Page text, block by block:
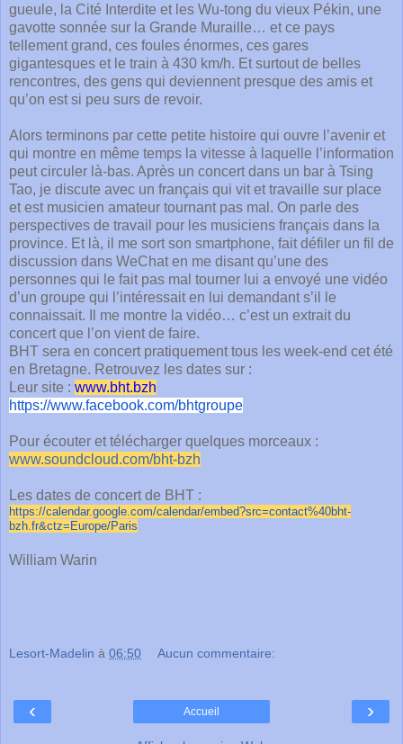
gueule, la Cité Interdite et les Wu-tong du vieux Pékin, une
gavotte sonnée sur la Grande Muraille… et ce pays
tellement grand, ces foules énormes, ces gares
gigantesques et le train à 430 km/h. Et surtout de belles
rencontres, des gens qui deviennent presque des amis et
qu’on est si peu surs de revoir.
Alors terminons par cette petite histoire qui ouvre l’avenir et
qui montre en même temps la vitesse à laquelle l’information
peut circuler là-bas. Après un concert dans un bar à Tsing
Tao, je discute avec un français qui vit et travaille sur place
et est musicien amateur tournant pas mal. On parle des
perspectives de travail pour les musiciens français dans la
province. Et là, il me sort son smartphone, fait défiler un fil de
discussion dans WeChat en me disant qu’une des
personnes qui le fait pas mal tourner lui a envoyé une vidéo
d’un groupe qui l’intéressait en lui demandant s’il le
connaissait. Il me montre la vidéo… c’est un extrait du
concert que l’on vient de faire.
BHT sera en concert pratiquement tous les week-end cet été
en Bretagne. Retrouvez les dates sur :
Leur site : www.bht.bzh
https://www.facebook.com/bhtgroupe
Pour écouter et télécharger quelques morceaux :
www.soundcloud.com/bht-bzh
Les dates de concert de BHT :
https://calendar.google.com/calendar/embed?src=contact%40bht-
bzh.fr&ctz=Europe/Paris
William Warin
Lesort-Madelin à 06:50 Aucun commentaire:
‹ ›
Accueil